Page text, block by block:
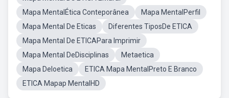
Mapa MentalÉtica Conteporânea
Mapa MentalPerfil
Mapa Mental De Eticas
Diferentes TiposDe ETICA
Mapa Mental De ETICAPara Imprimir
Mapa Mental DeDisciplinas
Metaetica
Mapa DeIoetica
ETICA Mapa MentalPreto E Branco
ETICA Mapap MentalHD